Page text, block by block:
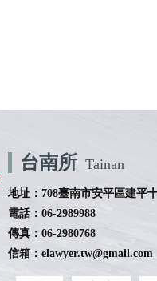
台南所 Tainan
地址：708臺南市安平區建平
電話：06-2989988
傳真：06-2980768
信箱：elawyer.tw@gmail.com